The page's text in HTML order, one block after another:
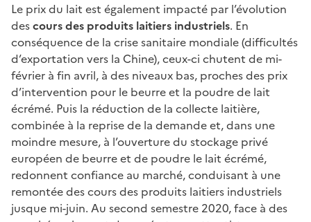
Le prix du lait est également impacté par l’évolution
descours des produits laitiers industriels. En
conséquence de la crise sanitaire mondiale (difficultés
d’exportation vers la Chine), ceux-ci chutent de mi-
février à fin avril, à des niveaux bas, proches des prix
d’intervention pour le beurre et la poudre de lait
écrémé. Puis la réduction de la collecte laitière,
combinée à la reprise de la demande et, dans une
moindre mesure, à l’ouverture du stockage privé
européen de beurre et de poudre le lait écrémé,
redonnent confiance au marché, conduisant à une
remontée des cours des produits laitiers industriels
jusque mi-juin. Au second semestre 2020, face à des